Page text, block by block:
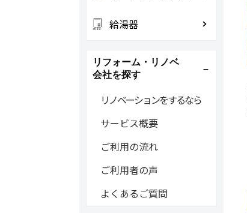
給湯器
リフォーム・リノベ
会社を探す
リノベーションをするなら
サービス概要
ご利用の流れ
ご利用者の声
よくあるご質問